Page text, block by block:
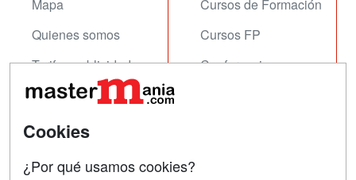
Mapa
Quienes somos
Tarifas publicidad
Acceso Usuarios
Acceso Centros
Cursos de Formación
Cursos FP
Conferencias
Cookies
¿Por qué usamos cookies?